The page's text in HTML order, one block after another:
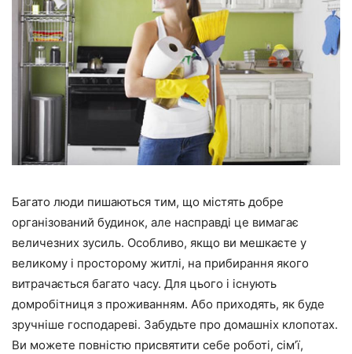
Багато люди пишаються тим, що містять добре
організований будинок, але насправді це вимагає
величезних зусиль. Особливо, якщо ви мешкаєте у
великому і просторому житлі, на прибирання якого
витрачається багато часу. Для цього і існують
домробітниця з проживанням. Або приходять, як буде
зручніше господареві. Забудьте про домашніх клопотах.
Ви можете повністю присвятити себе роботі, сім’ї,